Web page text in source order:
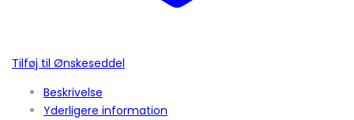
Tilføj til Ønskeseddel
Beskrivelse
Yderligere information